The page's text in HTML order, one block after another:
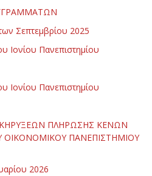
Σεπτεμβρίου 2025
Ιονίου Πανεπιστημίου
Ιονίου Πανεπιστημίου
ΠΛΗΡΩΣΗΣ ΚΕΝΩΝ
ΠΑΝΕΠΙΣΤΗΜΙΟΥ
2026